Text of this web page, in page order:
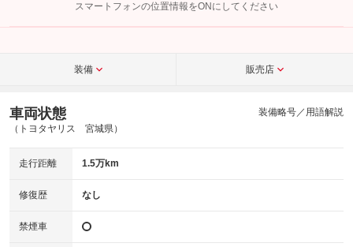
こちら
スマートフォンの位置情報をONにしてください
装備 販売店
車両状態
（トヨタヤリス 宮城県）
装備略号／用語解説
走行距離 1.5万km
修復歴 なし
禁煙車